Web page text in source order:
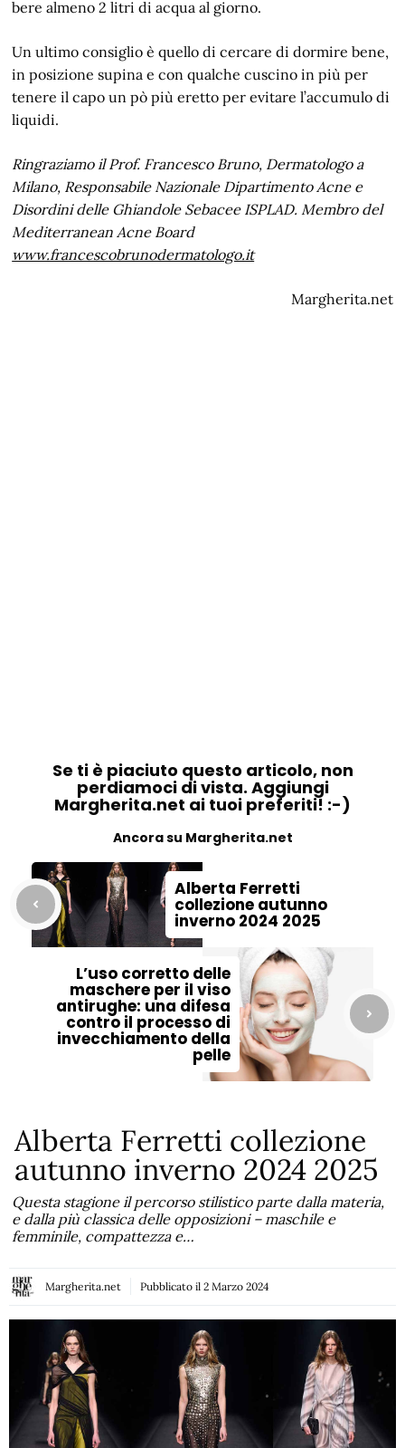
bere almeno 2 litri di acqua al giorno.
Un ultimo consiglio è quello di cercare di dormire bene,
in posizione supina e con qualche cuscino in più per
tenere il capo un pò più eretto per evitare l’accumulo di
liquidi.
Ringraziamo il Prof. Francesco Bruno, Dermatologo a
Milano, Responsabile Nazionale Dipartimento Acne e
Disordini delle Ghiandole Sebacee ISPLAD. Membro del
Mediterranean Acne Board
www.francescobrunodermatologo.it
Margherita.net
Se ti è piaciuto questo articolo, non
perdiamoci di vista. Aggiungi
Margherita.net ai tuoi preferiti! :-)
Ancora su Margherita.net
Alberta Ferretti
collezione autunno
inverno 2024 2025
L’uso corretto delle
maschere per il viso
antirughe: una difesa
contro il processo di
invecchiamento della
pelle
Alberta Ferretti collezione
autunno inverno 2024 2025
Questa stagione il percorso stilistico parte dalla materia,
e dalla più classica delle opposizioni – maschile e
femminile, compattezza e…
Margherita.net Pubblicato il 2 Marzo 2024